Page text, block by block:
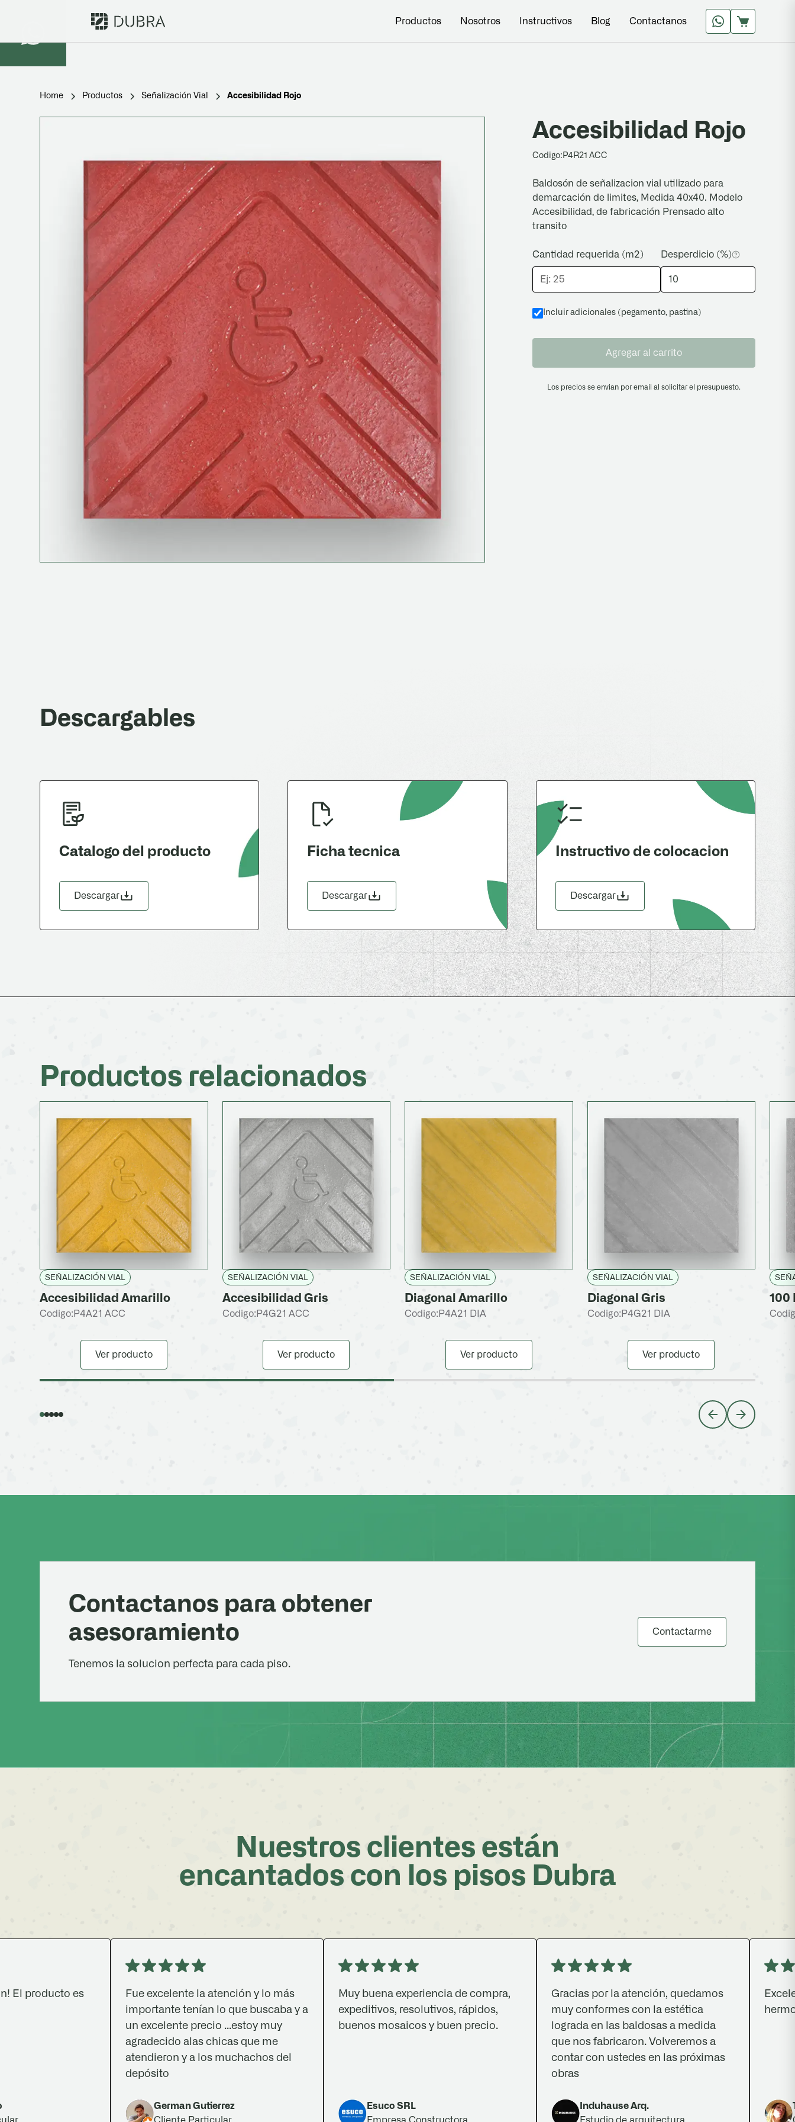
Productos Nosotros Instructivos Blog Contactanos
Home Productos Señalización Vial Accesibilidad Rojo
Accesibilidad Rojo
Codigo: P4R21 ACC
Baldosón de señalizacion vial utilizado para
demarcación de limites, Medida 40x40. Modelo
Accesibilidad, de fabricación Prensado alto
transito
Cantidad requerida (m2) Desperdicio (%)
Incluir adicionales (pegamento, pastina)
Agregar al carrito
Los precios se envian por email al solicitar el presupuesto.
Descargables
Catalogo del producto
Descargar
Ficha tecnica
Descargar
Instructivo de colocacion
Descargar
Productos relacionados
SEÑALIZACIÓN VIAL
Accesibilidad Amarillo
Codigo: P4A21 ACC
Ver producto
SEÑALIZACIÓN VIAL
Accesibilidad Gris
Codigo:P4G21 ACC
Ver producto
SEÑALIZACIÓN VIAL
Diagonal Amarillo
Codigo: P4A21 DIA
Ver producto
SEÑALIZACIÓN VIAL
Diagonal Gris
Codigo: P4G21 DIA
Ver producto
100
Contactanos para obtener
asesoramiento
Tenemos la solucion perfecta para cada piso.
Contactarme
Nuestros clientes están
encantados con los pisos Dubra
es
Fue excelente la atención y lo más
importante tenían lo que buscaba y a
un excelente precio ...estoy muy
agradecido alas chicas que me
atendieron y a los muchachos del
depósito
German Gutierrez
Muy buena experiencia de compra,
expeditivos, resolutivos, rápidos,
buenos mosaicos y buen precio.
Esuco SRL
Gracias por la atención, quedamos
muy conformes con la estética
lograda en las baldosas a medida
que nos fabricaron. Volveremos a
contar con ustedes en las próximas
Induhause Arq.
Excelente
hermoso.